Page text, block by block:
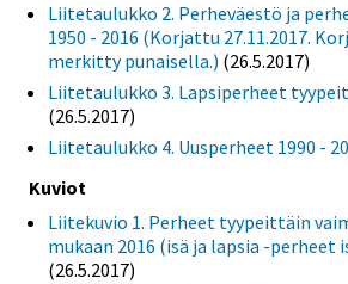
Liitetaulukko 2. Perheväestö ja
1950 - 2016 (Korjattu 27.11.2017.
merkitty punaisella.) (26.5.2017)
Liitetaulukko 3. Lapsiperheet
(26.5.2017)
Liitetaulukko 4. Uusperheet 1990 -
Kuviot
Liitekuvio 1. Perheet tyypeittäin
mukaan 2016 (isä ja lapsia -perheet
(26.5.2017)